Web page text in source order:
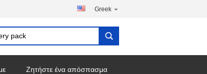
Greek
Ζητήστε ένα απόσπασμα